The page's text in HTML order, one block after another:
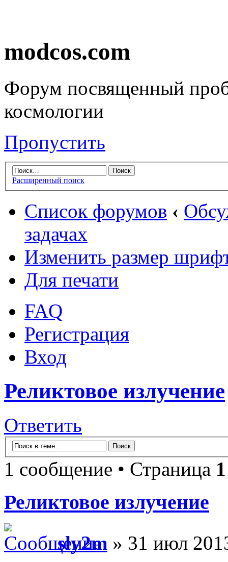
modcos.com
Форум посвященный
космологии
Пропустить
Расширенный поиск
Список форумов ‹
задачах
Изменить размер
Для печати
FAQ
Регистрация
Вход
Реликтовое излучение
Ответить
1 сообщение • Страница 1
Реликтовое излучение
sly2m » 31 июл